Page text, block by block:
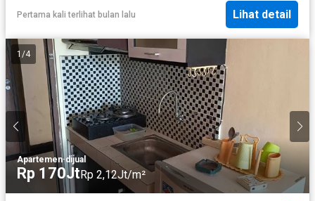
Pertama kali terlihat bulan lalu Lihat detail
1 /4
Apartemen·dijual
Rp 170JtRp 2,12Jt/m²